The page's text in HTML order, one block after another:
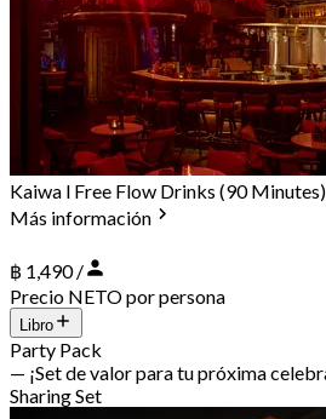
Kaiwa l Free Flow Drinks (90 Minutes)
Más información
฿ 1,490 /
Precio NETO por persona
Libro
Party Pack
— ¡Set de valor para tu próxima
Sharing Set